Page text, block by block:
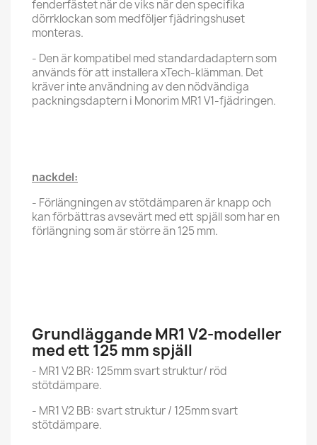
fenderfästet när de viks när den specifika
dörrklockan som medföljer fjädringshuset
monteras.
- Den är kompatibel med standardadaptern som
används för att installera xTech-klämman. Det
kräver inte användning av den nödvändiga
packningsdaptern i Monorim MR1 V1-fjädringen.
nackdel:
- Förlängningen av stötdämparen är knapp och
kan förbättras avsevärt med ett spjäll som har en
förlängning som är större än 125 mm.
Grundläggande MR1 V2-modeller
med ett 125 mm spjäll
- MR1 V2 BR: 125mm svart struktur/ röd
stötdämpare.
- MR1 V2 BB: svart struktur / 125mm svart
stötdämpare.